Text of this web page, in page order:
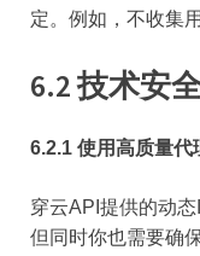
定。例如，不收集
6.2 技术安
6.2.1 使用高质量代
穿云API提供的动
但同时你也需要确